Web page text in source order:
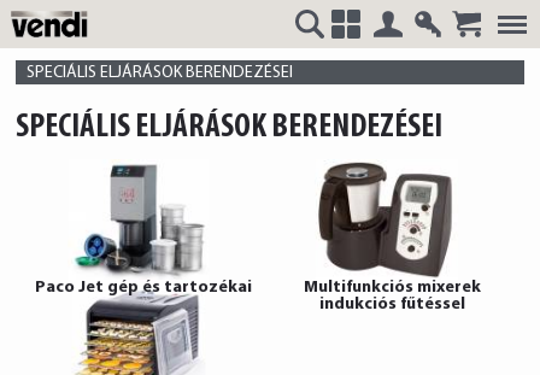
VENDI
HUNGÁRIA
SPECIÁLIS ELJÁRÁSOK BERENDEZÉSEI
SPECIÁLIS ELJÁRÁSOK BERENDEZÉSEI
Paco Jet gép és tartozékai
Multifunkciós mixerek
indukciós fűtéssel